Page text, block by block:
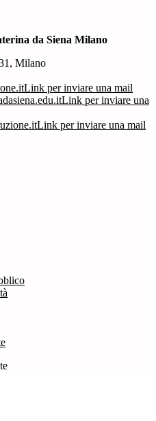
da Siena Milano
Milano
Link per inviare una mail
Link per inviare una
Link per inviare una mail